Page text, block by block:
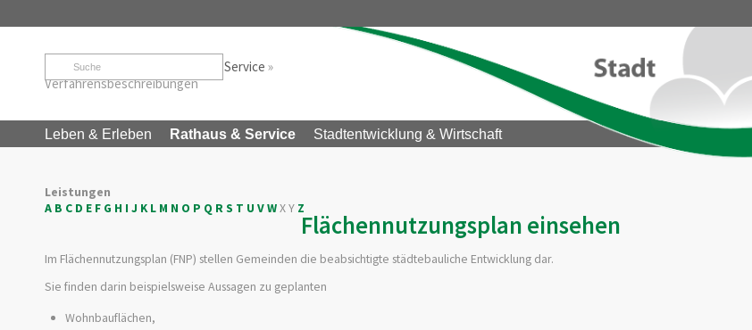
Startseite Service »
Verfahrensbeschreibungen
Leben & Erleben Rathaus & Service Stadtentwicklung & Wirtschaft
Leistungen
A B C D E F G H I J K L M N O P Q RS T U VWXY Z
Flächennutzungsplan einsehen
Im Flächennutzungsplan (FNP) stellen Gemeinden die beabsichtigte städtebauliche Entwicklung dar.
Sie finden darin beispielsweise Aussagen zu geplanten
Wohnbauflächen,